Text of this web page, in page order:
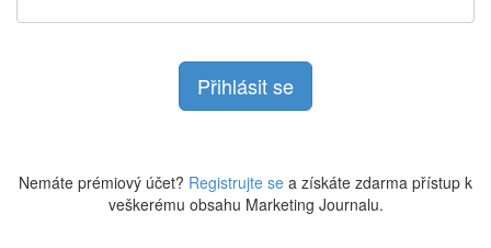
Nemáte prémiový účet? Registrujte se a získáte zdarma přístup k
veškerému obsahu Marketing Journalu.